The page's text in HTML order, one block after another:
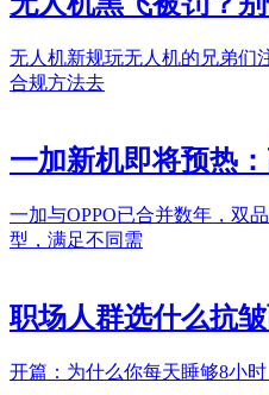
无人机新规玩无人机的兄弟们
合规方法去
一加新机即将预热
一加与OPPO已合并数年，双
型，满足不同需
职场人群选什么抗
开篇：为什么你每天睡够8小